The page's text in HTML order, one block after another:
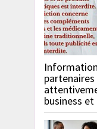
partenaires
business